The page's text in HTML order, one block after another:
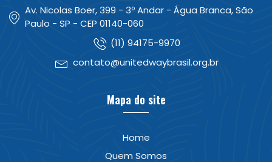
Av. Nicolas Boer, 399 - 3º Andar - Água Branca, São
Paulo - SP - CEP 01140-060
(11) 94175-9970
contato@unitedwaybrasil.org.br
Mapa do site
Home
Quem Somos